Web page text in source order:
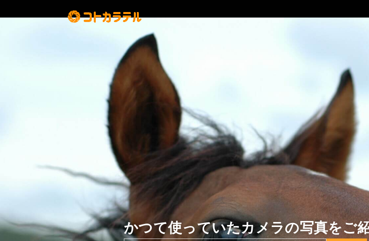
かつて使っていたカメラの写真をご